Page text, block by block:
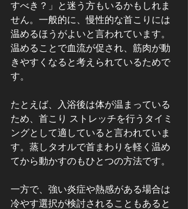
すべき？」と迷う方もいるかもしれま
せん。一般的に、慢性的な首こりには
温めるほうがよいと言われています。
温めることで血流が促され、筋肉が動
きやすくなると考えられているためで
す。
たとえば、入浴後は体が温まっている
ため、首こり ストレッチを行うタイミ
ングとして適していると言われていま
す。蒸しタオルで首まわりを軽く温め
てから動かすのもひとつの方法です。
一方で、強い炎症や熱感がある場合は
冷やす選択が検討されることもあると